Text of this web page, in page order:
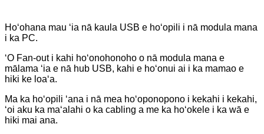
Hoʻohana mau ʻia nā kaula USB e hoʻopili i nā modula mana
i ka PC.
ʻO Fan-out i kahi hoʻonohonoho o nā modula mana e
mālama ʻia e nā hub USB, kahi e hoʻonui ai i ka mamao e
hiki ke loaʻa.
Ma ka hoʻopili ʻana i nā mea hoʻoponopono i kekahi i kekahi,
ʻoi aku ka maʻalahi o ka cabling a me ka hoʻokele i ka wā e
hiki mai ana.